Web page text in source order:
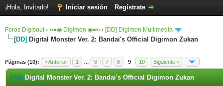
¡Hola, Invitado! Iniciar sesión Regístrate
Foros Digisoul › ◦•●◉ Digimon ◉●•◦ › [DD] Digimon Multimedia
[DD] Digital Monster Ver. 2: Bandai's Official Digimon Zukan
Páginas (10): « Anterior 1 6 7 8 9 10 Siguiente »
[DD] Digital Monster Ver. 2: Bandai's Official Digimon Zukan